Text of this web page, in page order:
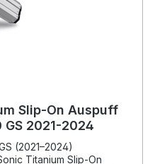
Slip-On Auspuff
2021-2024
(2021–2024)
Titanium Slip-On